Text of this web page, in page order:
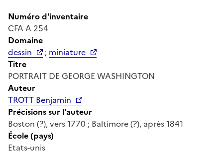
Numéro d'inventaire
CFA A 254
Domaine
dessin
; miniature
Titre
PORTRAIT DE GEORGE WASHINGTON
Auteur
TROTT Benjamin
Précisions sur l'auteur
Boston (?), vers 1770 ; Baltimore (?), après 1841
École (pays)
Etats-unis